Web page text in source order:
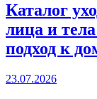
Каталог
лица и
подход к
23.07.2026